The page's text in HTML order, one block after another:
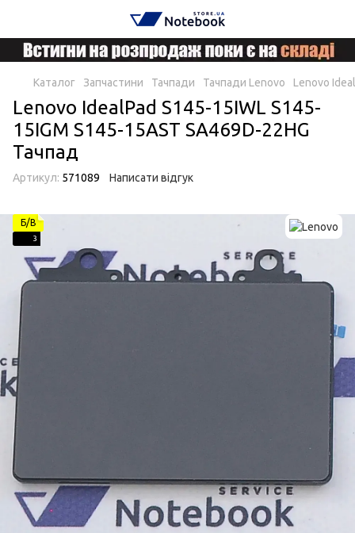
Каталог Запчастини Тачпади Тачпади Lenovo Lenovo
Lenovo IdealPad S145-15IWL S145-
15IGM S145-15AST SA469D-22HG
Тачпад
Артикул: 571089 Написати відгук
Б/В
3